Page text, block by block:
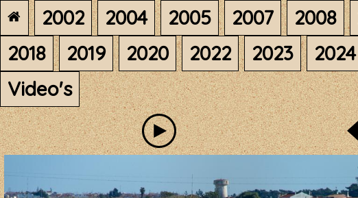
2002 2004 2005 2007 2008
2018
2019 2020 2022 2023 2024
Video's